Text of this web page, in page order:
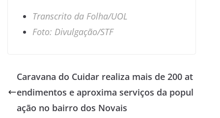
Transcrito da Folha/UOL
Foto: Divulgação/STF
Caravana do Cuidar realiza mais de 200 at
endimentos e aproxima serviços da popul
ação no bairro dos Novais